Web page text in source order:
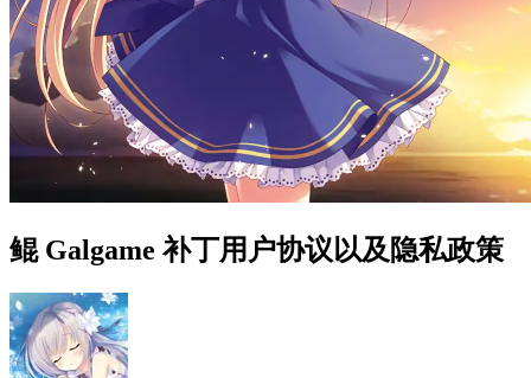
鲲 Galgame 补丁用户协议以及隐私政策